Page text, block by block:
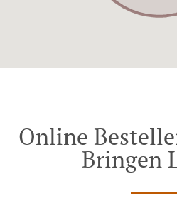
Online
Bringen